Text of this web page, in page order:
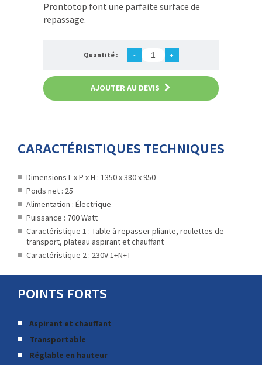
Prontotop font une parfaite surface de
repassage.
Quantité : - +
AJOUTER AU DEVIS
CARACTÉRISTIQUES TECHNIQUES
Dimensions L x P x H : 1350 x 380 x 950
Poids net : 25
Alimentation : Électrique
Puissance : 700 Watt
Caractéristique 1 : Table à repasser pliante, roulettes de
transport, plateau aspirant et chauffant
Caractéristique 2 : 230V 1+N+T
POINTS FORTS
Aspirant et chauffant
Transportable
Réglable en hauteur